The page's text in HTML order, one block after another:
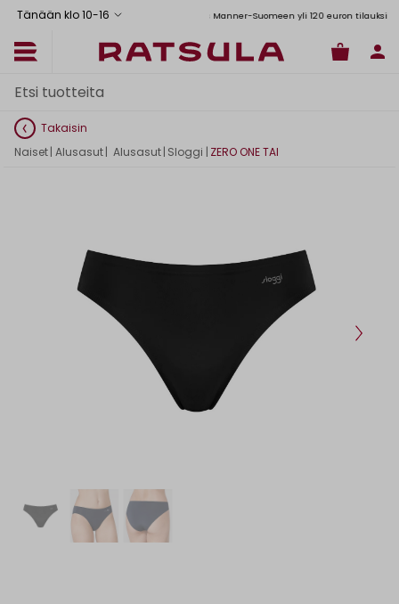
Tänään klo 10-16
Toimituskulut alk. 6,90€
Ilmainen toimitus Manner-Suomeen yli 120 euron tilauksiin
Takaisin
Naiset| Alusasut| Alusasut | Sloggi | ZERO ONE TAI